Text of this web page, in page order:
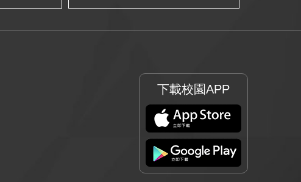
下載校園APP